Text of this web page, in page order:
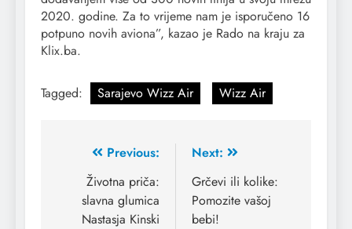
2020. godine. Za to vrijeme nam je isporučeno 16
potpuno novih aviona”, kazao je Rado na kraju za
Klix.ba.
Tagged: Sarajevo Wizz Air Wizz Air
Previous:
Životna priča:
slavna glumica
Nastasja Kinski
Next:
Grčevi ili kolike:
Pomozite vašoj
bebi!